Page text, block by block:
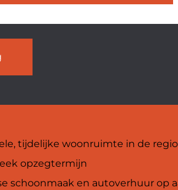
tijdelijke woonruimte in de
opzegtermijn
schoonmaak en autoverhuur op